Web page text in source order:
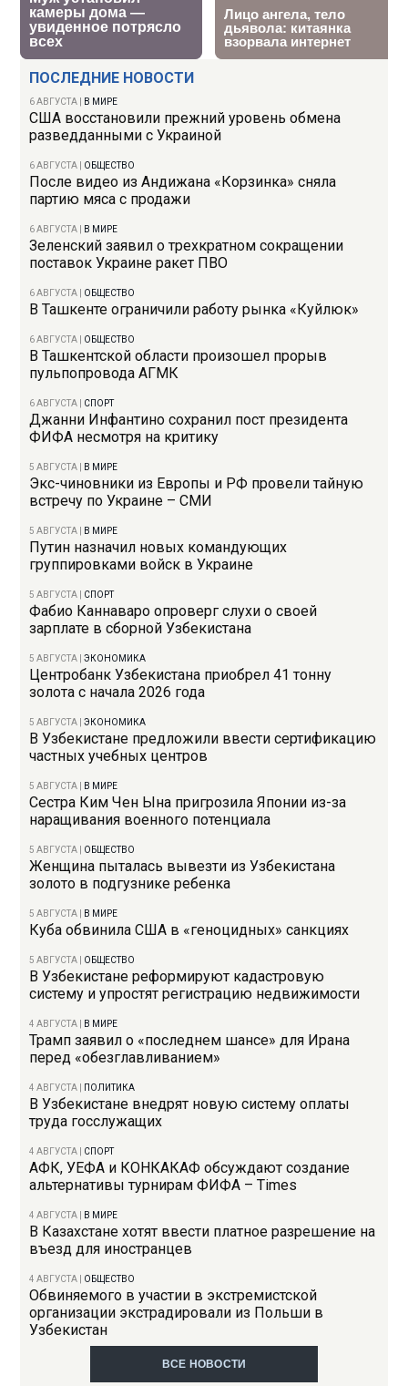
ПОСЛЕДНИЕ НОВОСТИ
6 АВГУСТА В МИРЕ
США восстановили прежний уровень обмена
разведданными с Украиной
6 АВГУСТА ОБЩЕСТВО
После видео из Андижана «Корзинка» сняла
партию мяса с продажи
6 АВГУСТА В МИРЕ
Зеленский заявил о трехкратном сокращении
поставок Украине ракет ПВО
6 АВГУСТА ОБЩЕСТВО
В Ташкенте ограничили работу рынка «Куйлюк»
6 АВГУСТА ОБЩЕСТВО
В Ташкентской области произошел прорыв
пульпопровода АГМК
6 АВГУСТА СПОРТ
Джанни Инфантино сохранил пост президента
ФИФА несмотря на критику
5 АВГУСТА В МИРЕ
Экс-чиновники из Европы и РФ провели тайную
встречу по Украине – СМИ
5 АВГУСТА В МИРЕ
Путин назначил новых командующих
группировками войск в Украине
5 АВГУСТА СПОРТ
Фабио Каннаваро опроверг слухи о своей
зарплате в сборной Узбекистана
5 АВГУСТА |ЭКОНОМИКА
Центробанк Узбекистана приобрел 41 тонну
золота с начала 2026 года
5 АВГУСТА |ЭКОНОМИКА
В Узбекистане предложили ввести сертификацию
частных учебных центров
5 АВГУСТА В МИРЕ
Сестра Ким Чен Ына пригрозила Японии из-за
наращивания военного потенциала
5 АВГУСТА ОБЩЕСТВО
Женщина пыталась вывезти из Узбекистана
золото в подгузнике ребенка
5 АВГУСТА В МИРЕ
Куба обвинила США в «геноцидных» санкциях
5 АВГУСТА ОБЩЕСТВО
В Узбекистане реформируют кадастровую
систему и упростят регистрацию недвижимости
4 АВГУСТА В МИРЕ
Трамп заявил о «последнем шансе» для Ирана
перед «обезглавливанием»
4 АВГУСТА ПОЛИТИКА
В Узбекистане внедрят новую систему оплаты
труда госслужащих
4 АВГУСТА СПОРТ
АФК, УЕФА и КОНКАКАФ обсуждают создание
альтернативы турнирам ФИФА – Times
4 АВГУСТА В МИРЕ
В Казахстане хотят ввести платное разрешение на
въезд для иностранцев
4 АВГУСТА ОБЩЕСТВО
Обвиняемого в участии в экстремистской
организации экстрадировали из Польши в
Узбекистан
ВСЕ НОВОСТИ